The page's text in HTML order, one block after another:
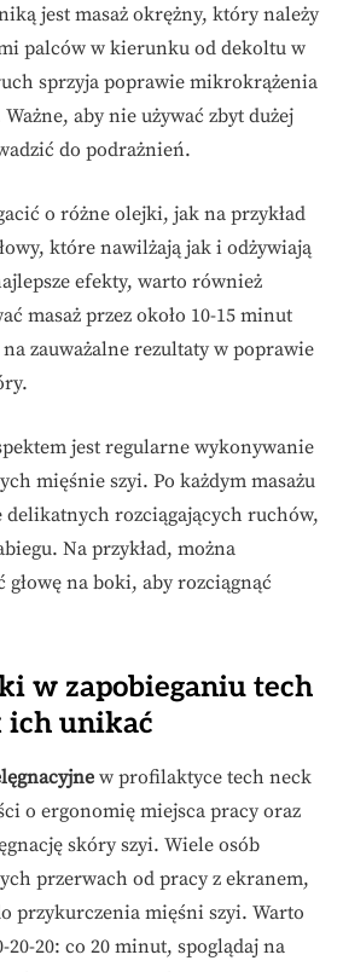
jest masaż okrężny, który należy
palców w kierunku od dekoltu w
sprzyja poprawie mikrokrążenia
aby nie używać zbyt dużej
do podrażnień.
o różne olejki, jak na przykład
które nawilżają jak i odżywiają
efekty, warto również
masaż przez około 10-15 minut
zauważalne rezultaty w poprawie
jest regularne wykonywanie
mięśnie szyi. Po każdym masażu
delikatnych rozciągających ruchów,
Na przykład, można
na boki, aby rozciągnąć
w zapobieganiu tech
ich unikać
w profilaktyce tech neck
o ergonomię miejsca pracy oraz
skóry szyi. Wiele osób
przerwach od pracy z ekranem,
przykurczenia mięśni szyi. Warto
20-20: co 20 minut, spoglądaj na